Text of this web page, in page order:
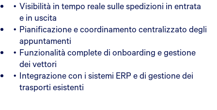
Visibilità in tempo reale sulle spedizioni in entrata
e in uscita
Pianificazione e coordinamento centralizzato degli
appuntamenti
Funzionalità complete di onboarding e gestione
dei vettori
Integrazione con i sistemi ERP e di gestione dei
trasporti esistenti